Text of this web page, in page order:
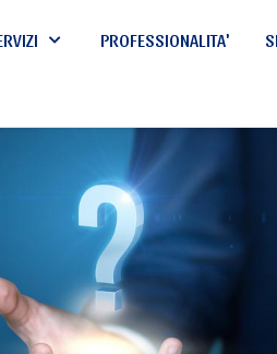
PROFESSIONALITA'